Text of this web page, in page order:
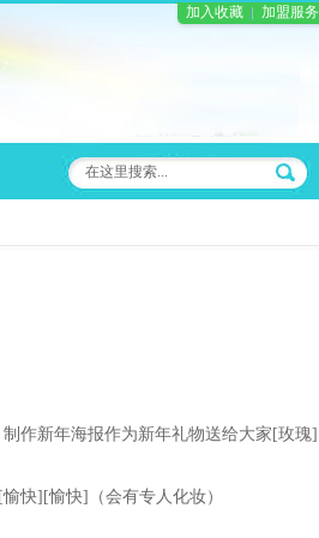
加入收藏 加盟服务
作新年海报作为新年礼物送给大家[玫瑰]
快][愉快]（会有专人化妆）